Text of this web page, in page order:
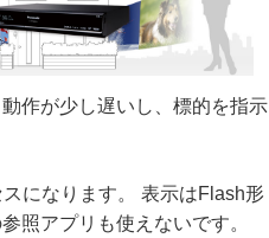
作が少し遅いし、標的を指示
になります。 表示はFlash形
照アプリも使えないです。